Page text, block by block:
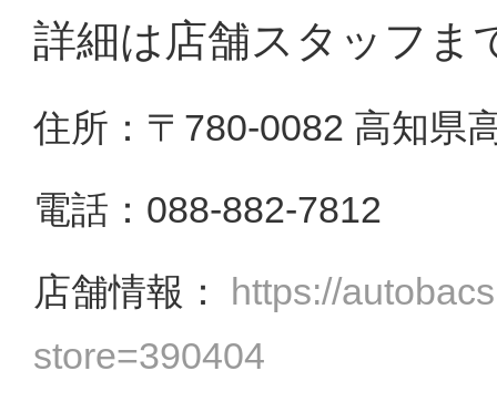
詳細は店舗スタッフま
住所：〒780-0082 高知県
電話：088-882-7812
店舗情報：
https://
store=390404